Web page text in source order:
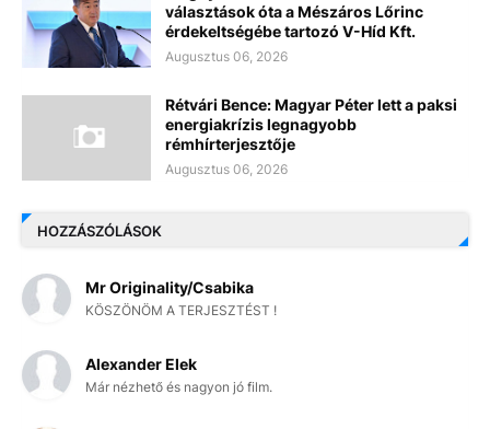
választások óta a Mészáros Lőrinc
érdekeltségébe tartozó V-Híd Kft.
Augusztus 06, 2026
Rétvári Bence: Magyar Péter lett a paksi
energiakrízis legnagyobb
rémhírterjesztője
Augusztus 06, 2026
HOZZÁSZÓLÁSOK
Mr Originality/Csabika
KÖSZÖNÖM A TERJESZTÉST !
Alexander Elek
Már nézhető és nagyon jó film.